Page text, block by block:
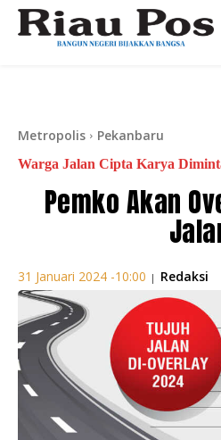
Metropolis Pekanbaru
Warga Jalan Cipta Karya
Pemko Akan
31 Januari 2024 -10:00 | Redaksi